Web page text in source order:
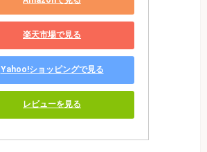
楽天市場で見る
Yahoo!ショッピングで見る
レビューを見る